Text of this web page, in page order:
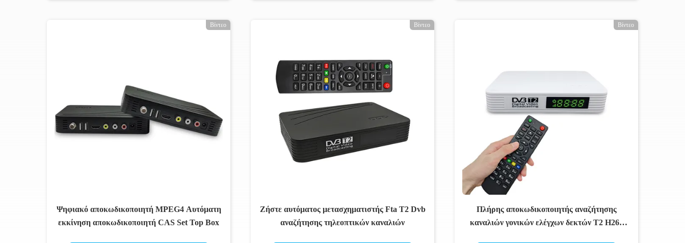
Βίντεο
Ψηφιακό αποκωδικοποιητή MPEG4 Αυτόματη
εκκίνηση αποκωδικοποιητή CAS Set Top Box
Βίντεο
Ζήστε αυτόματος μετασχηματιστής Fta T2 Dvb
αναζήτησης τηλεοπτικών καναλιών
Βίντεο
Πλήρης αποκωδικοποιητής αναζήτησης
καναλιών γονικών ελέγχων δεκτών T2 H265